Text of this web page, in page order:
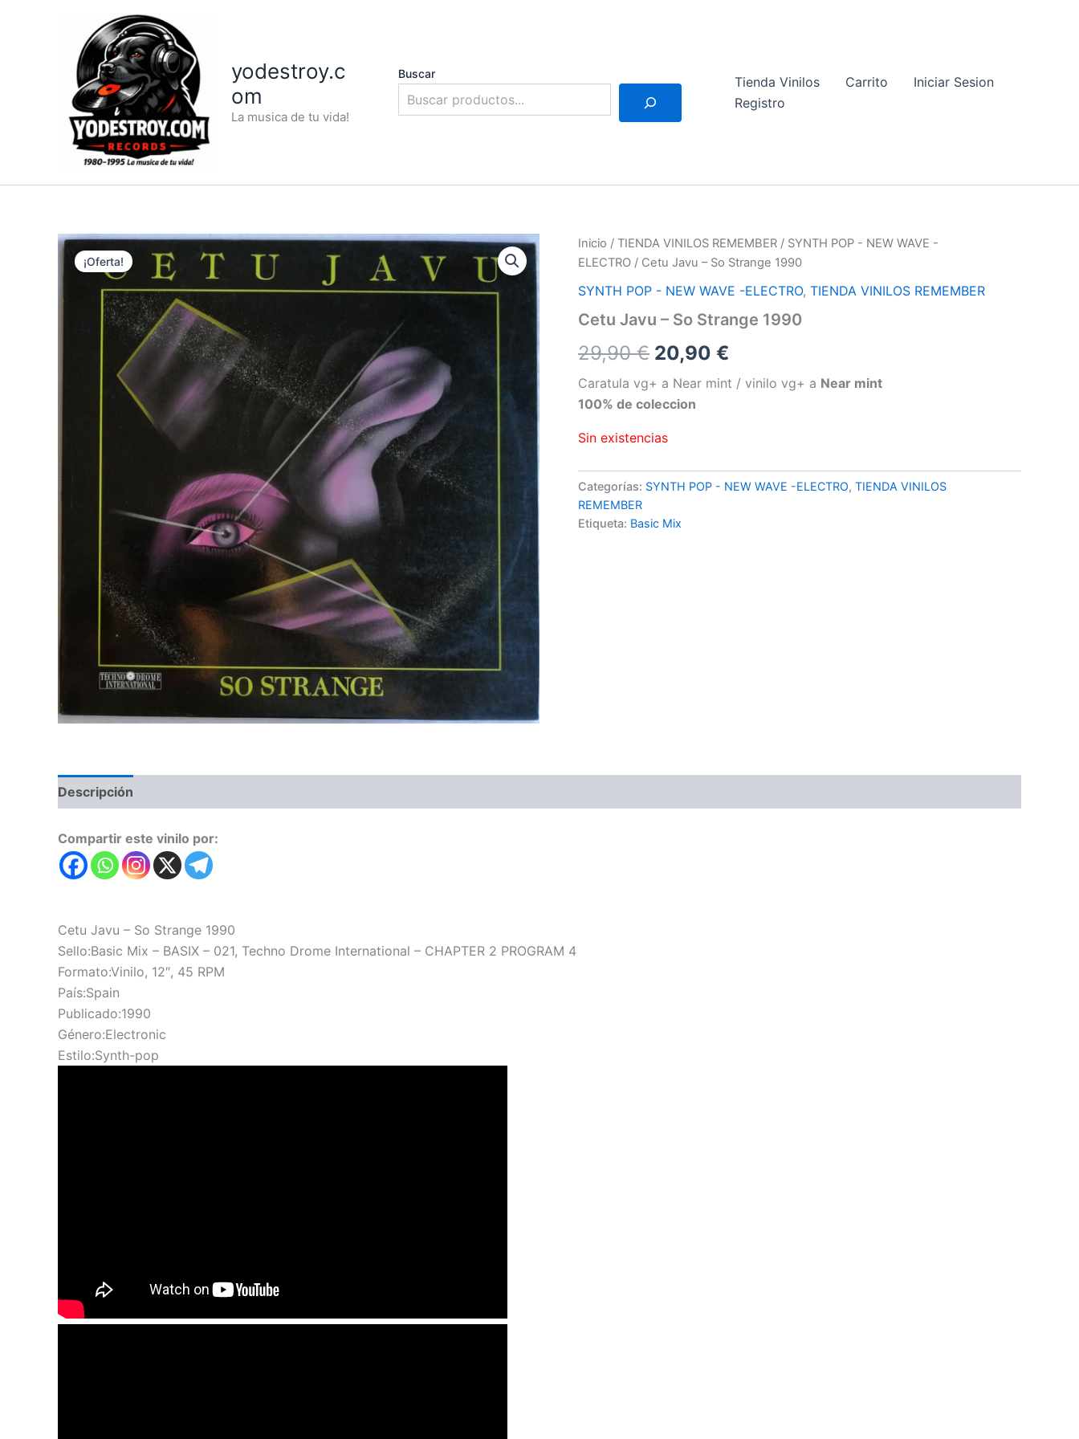
yodestroy.c
om
La musica de tu vida!
Buscar
Tienda Vinilos Carrito
Iniciar Sesion
Registro
¡Oferta!
Inicio / TIENDA VINILOS REMEMBER / SYNTH POP - NEW WAVE -
ELECTRO / Cetu Javu – So Strange 1990
SYNTH POP - NEW WAVE -ELECTRO, TIENDA VINILOS REMEMBER
Cetu Javu – So Strange 1990
29,90€ El
precio
original
era:
29,90 €.
20,90 €
precio
20,90 €.
Caratula vg+ a Near mint / vinilo vg+ a Near mint
100% de coleccion
Sin existencias
Categorías: SYNTH POP - NEW WAVE -ELECTRO, TIENDA VINILOS
REMEMBER
Etiqueta: Basic Mix
Descripción
Compartir este vinilo por:
Cetu Javu – So Strange 1990
Sello:Basic Mix – BASIX – 021, Techno Drome International – CHAPTER 2 PROGRAM 4
Formato:Vinilo, 12″, 45 RPM
País:Spain
Publicado:1990
Género:Electronic
Estilo:Synth-pop